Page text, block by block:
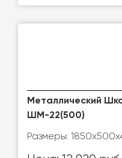
Металлический
ШМ-22(500)
Размеры: